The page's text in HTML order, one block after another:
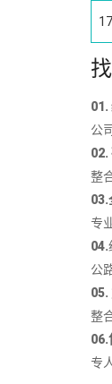
01.
公
02.
整
03.
专
04.
公
05.
整
06.
专